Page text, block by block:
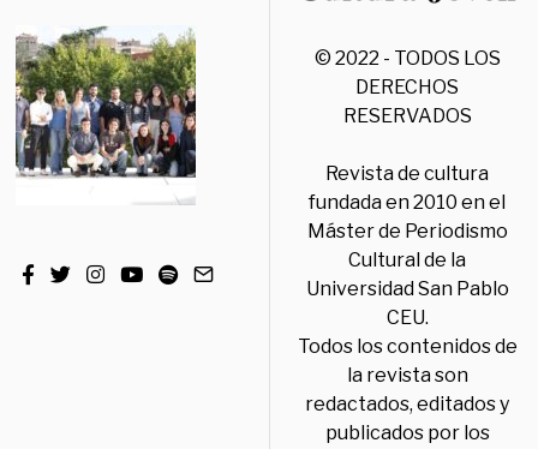
© 2022 - TODOS LOS
DERECHOS
RESERVADOS
Revista de cultura
fundada en 2010 en el
Máster de Periodismo
Cultural de la
Universidad San Pablo
CEU.
Todos los contenidos de
la revista son
redactados, editados y
publicados por los